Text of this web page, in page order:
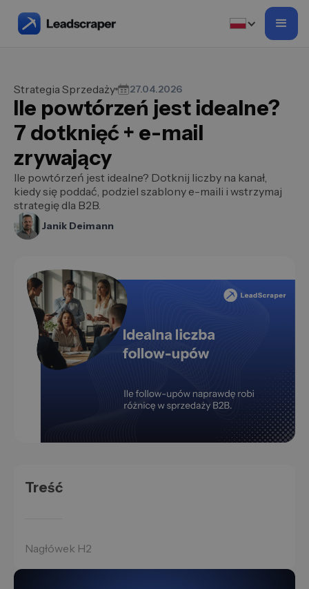
Strategia Sprzedaży 27.04.2026
Ile powtórzeń jest idealne?
7 dotknięć + e-mail
zrywający
Ile powtórzeń jest idealne? Dotknij liczby na kanał,
kiedy się poddać, podziel szablony e-maili i wstrzymaj
strategię dla B2B.
Janik Deimann
Treść
Nagłówek H2